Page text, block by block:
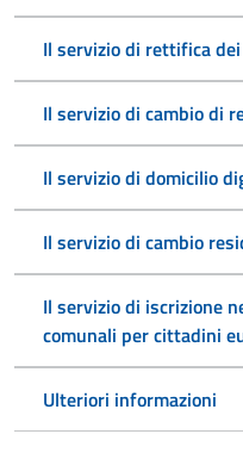
Il servizio di rettifica
Il servizio di cambio di
Il servizio di domicilio
Il servizio di cambio
Il servizio di iscrizione
comunali per cittadini
Ulteriori informazioni